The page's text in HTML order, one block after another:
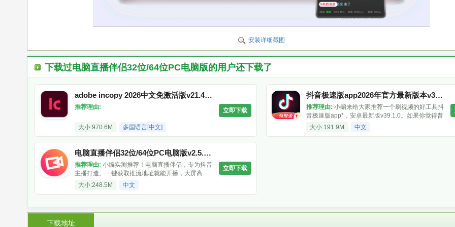
安装详细截图
下载过电脑直播伴侣32位/64位PC电脑版的用户还下载了
adobe incopy 2026中文免激活版v21.4.0.74特别版
推荐理由:
大小:970.6M 多国语言[中文]
立即下载
抖音极速版app2026年官方最新版本v39.3.0安卓版
推荐理由: 小编来给大家推荐一个刷视频的好工具抖
音极速版app*，安卓最新版v39.1.0。如果你觉得普
通抖音占内存、费流量，那这款绝对合你胃口！它
保留了抖音最精彩的短视频内容，智能推荐、全屏
大小:191.9M 中文
电脑直播伴侣32位/64位PC电脑版v2.5.4 2026官方中文版
推荐理由: 小编实测推荐！电脑直播伴侣，专为抖音
主播打造。一键获取推流地址就能开播，大屏高
清，公屏弹幕、礼物记录一目了然。还支持手游录
制、多人互动，播游戏、秀场都顺手。想稳定直播
大小:248.5M 中文
立即下载
下载地址